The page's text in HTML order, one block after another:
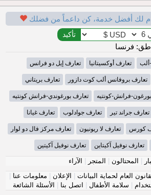
لك أفضل خدمة، كن داعماً من فضلك
فرنسا
ألب تعارف أوكسيتانيا تعارف إيل دو فرانس
تعارف بروفانس ألب كوت دازور تعارف بريتاني
فرانش-كونتيه تعارف بورغوندي-فرانش كونتيه
تعارف جراند تير تعارف جوادلوب تعارف غيانا
كورس تعارف لا ريونيون تعارف مركز فال دو لوار
تعارف نوفيل آكيتاين تعارف نوفيل آكيتين
| المحتالون | المتجر | الآراء
العام لحماية البيانات | الإعلان | معلومات عنا |
| سلامة الأطفال | اتصل بنا | الأسئلة الشائعة